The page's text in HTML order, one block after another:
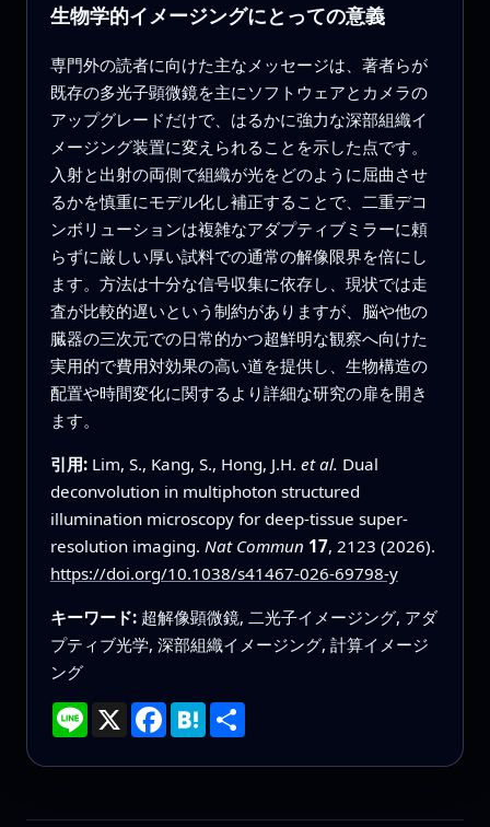
生物学的イメージングにとっての意義
専門外の読者に向けた主なメッセージは、著者らが
既存の多光子顕微鏡を主にソフトウェアとカメラの
アップグレードだけで、はるかに強力な深部組織イ
メージング装置に変えられることを示した点です。
入射と出射の両側で組織が光をどのように屈曲させ
るかを慎重にモデル化し補正することで、二重デコ
ンボリューションは複雑なアダプティブミラーに頼
らずに厳しい厚い試料での通常の解像限界を倍にし
ます。方法は十分な信号収集に依存し、現状では走
査が比較的遅いという制約がありますが、脳や他の
臓器の三次元での日常的かつ超鮮明な観察へ向けた
実用的で費用対効果の高い道を提供し、生物構造の
配置や時間変化に関するより詳細な研究の扉を開き
ます。
引用: Lim, S., Kang, S., Hong, J.H. et al. Dual
deconvolution in multiphoton structured
illumination microscopy for deep-tissue super-
resolution imaging. Nat Commun 17, 2123 (2026).
https://doi.org/10.1038/s41467-026-69798-y
キーワード: 超解像顕微鏡, 二光子イメージング, アダ
プティブ光学, 深部組織イメージング, 計算イメージ
ング
Line X Facebook
Hatena
共
有